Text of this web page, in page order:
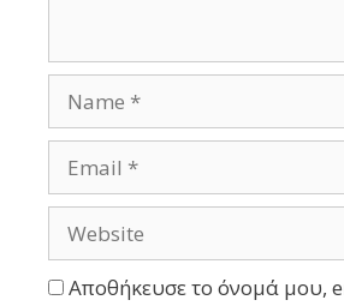
Αποθήκευσε το όνομά μου,